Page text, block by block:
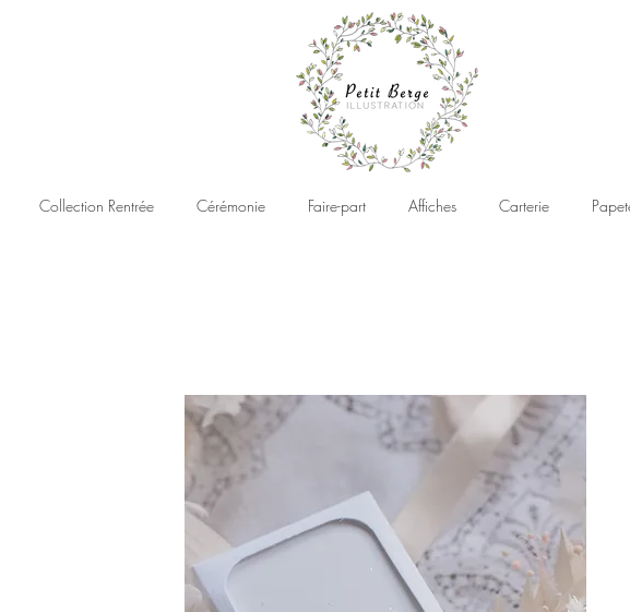
Collection Rentrée Cérémonie Faire-part Affiches Carterie